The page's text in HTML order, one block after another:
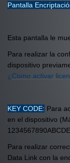
Pantalla
Esta pantalla le
Para realizar la
dispositivo
¿Como activar
KEY CODE: Para
en el dispositivo
Para realizar
Data Link con la